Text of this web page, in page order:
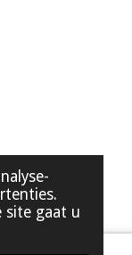
site gaat u